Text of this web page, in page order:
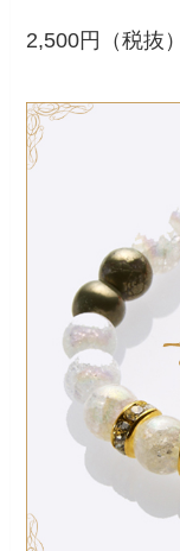
2,500円（税抜